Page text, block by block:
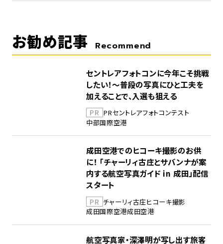
お勧め記事 Recommend
セントレアフォトコンに今年こそ挑戦
したい！～普段の写真にひと工夫を
加えることで、入選も狙える
PR PRセントレアフォトコンテスト
中部国際空港
成田空港でのヒコーキ撮影のお供
に！ 「チャーリィ古庄とサバンナが案
内する航空写真ガイド in 成田」配信
スタート
PR チャーリィ古庄ヒコーキ撮影
成田国際空港成田空港
航空写真家・深澤明が写し出す旅客